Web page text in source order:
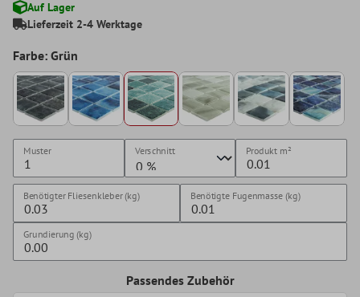
Auf Lager
Lieferzeit 2-4 Werktage
Farbe: Grün
Muster Verschnitt Produkt m²
Benötigter Fliesenkleber (kg) Benötigte Fugenmasse (kg)
Grundierung (kg)
Passendes Zubehör